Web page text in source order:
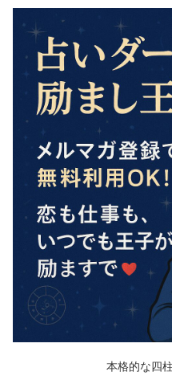
本格的な四